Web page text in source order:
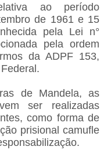
ao período
de 1961 e 15
pela Lei n°
pela ordem
da ADPF 153,
de Mandela, as
ser realizadas
como forma de
prisional camufle